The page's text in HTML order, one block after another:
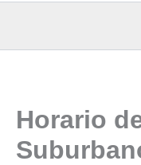
Horario